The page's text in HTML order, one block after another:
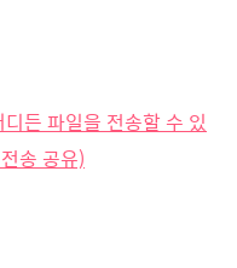
든 파일을 전송할 수 있
송 공유)